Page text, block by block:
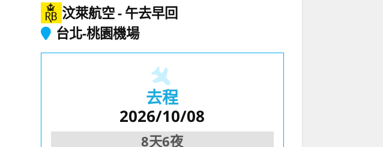
汶萊航空 午去早回
台北-桃園機場
去程
2026/10/08
8天6夜